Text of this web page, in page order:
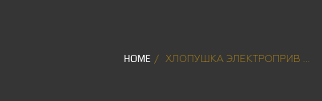
HOME ХЛОПУШКА ЭЛЕКТРОПРИВ ...